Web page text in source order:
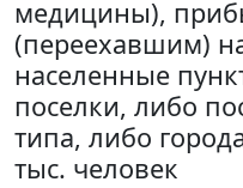
медицины),
(переехавшим)
населенные
поселки, либо
типа, либо
тыс. человек